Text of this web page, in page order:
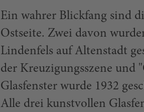
Ein wahrer Blickfang sind
Ostseite. Zwei davon
Lindenfels auf Altenstadt
der Kreuzigungsszene und
Glasfenster wurde 1932
Alle drei kunstvollen